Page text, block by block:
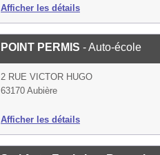
Afficher les détails
POINT PERMIS - Auto-école
2 RUE VICTOR HUGO
63170 Aubière
Afficher les détails